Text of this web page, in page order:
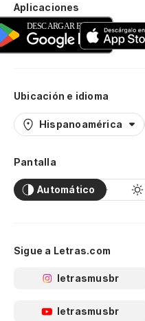
Aplicaciones
Ubicación e idioma
Hispanoamérica
Pantalla
Automático
Sigue a Letras.com
letrasmusbr
letrasmusbr